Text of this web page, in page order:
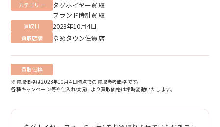
カテゴリー
タグホイヤー買取
ブランド時計買取
買取日 2023年10月4日
買取店舗 ゆめタウン佐賀店
買取価格
※買取価格は2023年10月4日時点での買取参考価格です。
各種キャンペーン等や仕入れ状況により買取価格は常時変動いたします。